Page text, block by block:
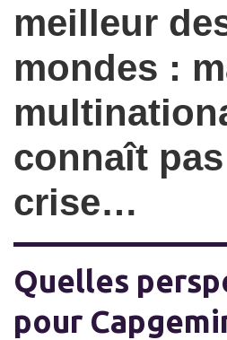
meilleur
mondes :
connaît
crise…
Quelles
pour